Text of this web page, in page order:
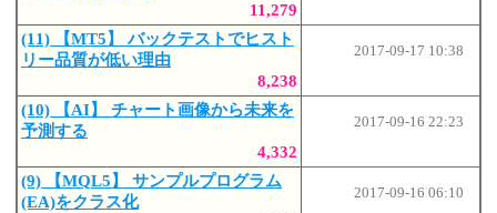
11,279
(11) 【MT5】 バックテストでヒスト
リー品質が低い理由
8,238
2017-09-17 10:38
(10) 【AI】 チャート画像から未来を
予測する
4,332
2017-09-16 22:23
(9) 【MQL5】 サンプルプログラム
(EA)をクラス化
2017-09-16 06:10